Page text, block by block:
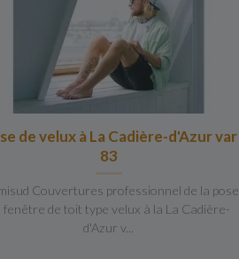
de velux à La Cadière-d'Azur var
83
Couvertures professionnel de la pose
fenêtre de toit type velux à la La Cadière-
d'Azur v...